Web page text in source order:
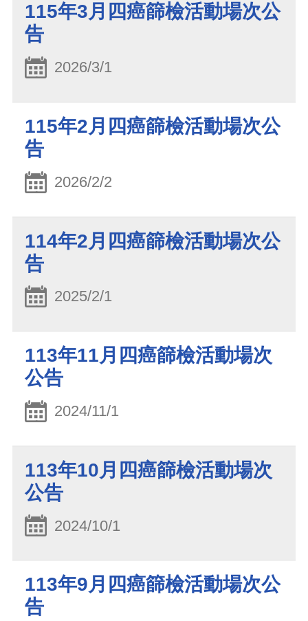
115年3月四癌篩檢活動場次公
告
2026/3/1
115年2月四癌篩檢活動場次公
告
2026/2/2
114年2月四癌篩檢活動場次公
告
2025/2/1
113年11月四癌篩檢活動場次
公告
2024/11/1
113年10月四癌篩檢活動場次
公告
2024/10/1
113年9月四癌篩檢活動場次公
告